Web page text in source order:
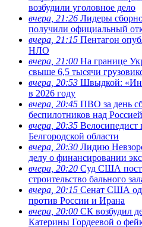
возбудили уголовное дело
вчера, 21:26 Лидеры
получили официальный
вчера, 21:15 Пентагон
НЛО
вчера, 21:00 На границе
свыше 6,5 тысячи
вчера, 20:53 Швыдкой:
в 2026 году
вчера, 20:45 ПВО за день
беспилотников над Россией
вчера, 20:35 Велосипедист
Белгородской области
вчера, 20:30 Лидию
делу о финансировании
вчера, 20:20 Суд США
строительство бального
вчера, 20:15 Сенат США
против России и Ирана
вчера, 20:00 СК возбудил
Катерины Гордеевой о